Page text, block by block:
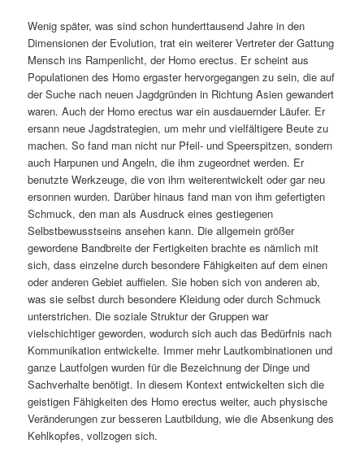
Wenig später, was sind schon hunderttausend Jahre in den
Dimensionen der Evolution, trat ein weiterer Vertreter der Gattung
Mensch ins Rampenlicht, der Homo erectus. Er scheint aus
Populationen des Homo ergaster hervorgegangen zu sein, die auf
der Suche nach neuen Jagdgründen in Richtung Asien gewandert
waren. Auch der Homo erectus war ein ausdauernder Läufer. Er
ersann neue Jagdstrategien, um mehr und vielfältigere Beute zu
machen. So fand man nicht nur Pfeil- und Speerspitzen, sondern
auch Harpunen und Angeln, die ihm zugeordnet werden. Er
benutzte Werkzeuge, die von ihm weiterentwickelt oder gar neu
ersonnen wurden. Darüber hinaus fand man von ihm gefertigten
Schmuck, den man als Ausdruck eines gestiegenen
Selbstbewusstseins ansehen kann. Die allgemein größer
gewordene Bandbreite der Fertigkeiten brachte es nämlich mit
sich, dass einzelne durch besondere Fähigkeiten auf dem einen
oder anderen Gebiet auffielen. Sie hoben sich von anderen ab,
was sie selbst durch besondere Kleidung oder durch Schmuck
unterstrichen. Die soziale Struktur der Gruppen war
vielschichtiger geworden, wodurch sich auch das Bedürfnis nach
Kommunikation entwickelte. Immer mehr Lautkombinationen und
ganze Lautfolgen wurden für die Bezeichnung der Dinge und
Sachverhalte benötigt. In diesem Kontext entwickelten sich die
geistigen Fähigkeiten des Homo erectus weiter, auch physische
Veränderungen zur besseren Lautbildung, wie die Absenkung des
Kehlkopfes, vollzogen sich.